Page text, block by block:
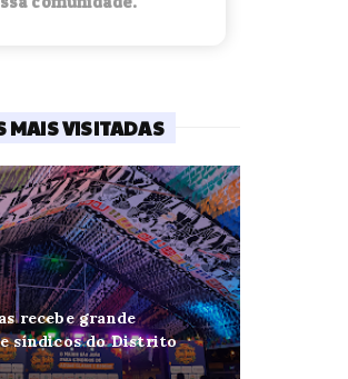
MAIS VISITADAS
recebe grande
síndicos do Distrito